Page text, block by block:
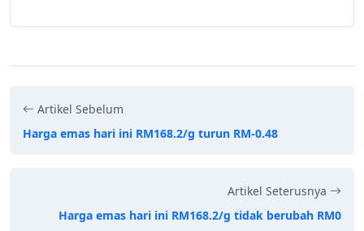
Artikel Sebelum
Harga emas hari ini RM168.2/g turun RM-0.48
Artikel Seterusnya
Harga emas hari ini RM168.2/g tidak berubah RM0